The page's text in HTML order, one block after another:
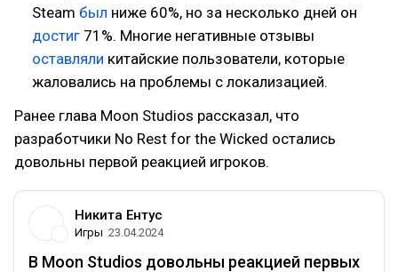
Steam был ниже 60%, но за несколько дней он
достиг 71%. Многие негативные отзывы
оставляли китайские пользователи, которые
жаловались на проблемы с локализацией.
Ранее глава Moon Studios рассказал, что
разработчики No Rest for the Wicked остались
довольны первой реакцией игроков.
Никита Ентус
Игры 23.04.2024
В Moon Studios довольны реакцией первых